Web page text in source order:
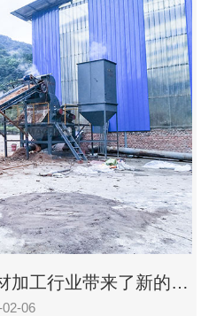
加工行业带来了新的变
02-06